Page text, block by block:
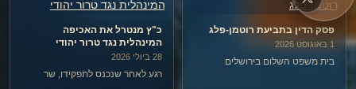
פסק הדין בתביעת רוטמן-פלג
1 באוגוסט 2026
בית משפט השלום בירושלים
כ"ץ מנטרל את האכיפה
המינהלית נגד טרור יהודי
28 ביולי 2026
רגע לאחר שנכנס לתפקידו, שר